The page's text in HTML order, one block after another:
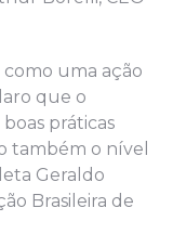
uma ação
que o
práticas
também o nível
Geraldo
Brasileira de